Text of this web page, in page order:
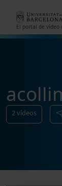
El portal de vídeo
2vídeos